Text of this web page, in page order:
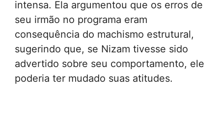
intensa. Ela argumentou que os erros de
seu irmão no programa eram
consequência do machismo estrutural,
sugerindo que, se Nizam tivesse sido
advertido sobre seu comportamento, ele
poderia ter mudado suas atitudes.